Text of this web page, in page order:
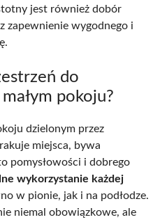
jest również dobór
zapewnienie wygodnego i
do
pokoju?
dzielonym przez
miejsca, bywa
pomysłowości i dobrego
wykorzystanie każdej
w pionie, jak i na podłodze.
niemal obowiązkowe, ale